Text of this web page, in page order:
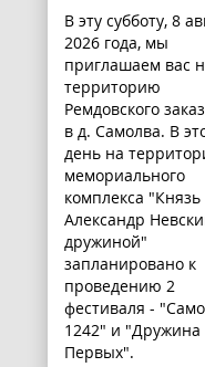
В эту субботу, 8
2026 года, мы
приглашаем вас
территорию
Ремдовского
в д. Самолва. В
день на
мемориального
комплекса "Князь
Александр
дружиной"
запланировано к
проведению 2
фестиваля -
1242" и "Дружина
Первых".